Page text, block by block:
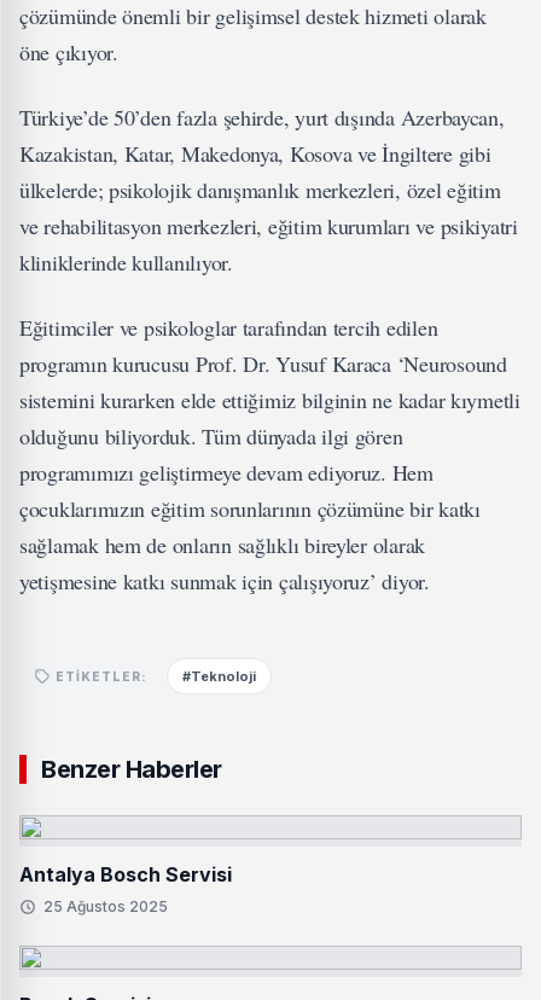
çözümünde önemli bir gelişimsel destek hizmeti olarak
öne çıkıyor.
Türkiye’de 50’den fazla şehirde, yurt dışında Azerbaycan,
Kazakistan, Katar, Makedonya, Kosova ve İngiltere gibi
ülkelerde; psikolojik danışmanlık merkezleri, özel eğitim
ve rehabilitasyon merkezleri, eğitim kurumları ve psikiyatri
kliniklerinde kullanılıyor.
Eğitimciler ve psikologlar tarafından tercih edilen
programın kurucusu Prof. Dr. Yusuf Karaca ‘Neurosound
sistemini kurarken elde ettiğimiz bilginin ne kadar kıymetli
olduğunu biliyorduk. Tüm dünyada ilgi gören
programımızı geliştirmeye devam ediyoruz. Hem
çocuklarımızın eğitim sorunlarının çözümüne bir katkı
sağlamak hem de onların sağlıklı bireyler olarak
yetişmesine katkı sunmak için çalışıyoruz’ diyor.
ETIKETLER: #Teknoloji
Benzer Haberler
Antalya Bosch Servisi
25 Ağustos 2025